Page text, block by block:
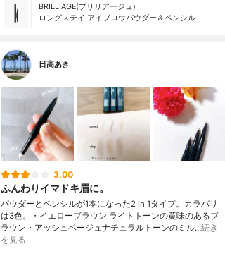
BRILLIAGE(ブリリアージュ)
ロングステイ アイブロウパウダー＆ペンシル
日高あき
3.00
ふんわりイマドキ眉に。
パウダーとペンシルが1本になった2 in 1タイプ。カラバリ
は3色。・イエローブラウン ライトトーンの黄味のあるブ
ラウン・アッシュベージュナチュラルトーンのミル…続き
を見る